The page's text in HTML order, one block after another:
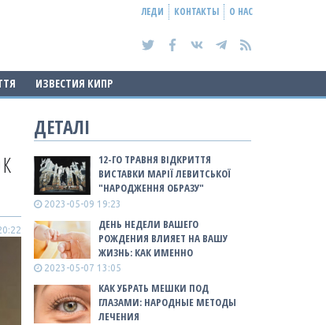
ЛЕДИ КОНТАКТЫ О НАС
ИЗВЕСТИЯ КИПР
ДЕТАЛІ
12-ГО ТРАВНЯ ВІДКРИТТЯ
ВИСТАВКИ МАРІЇ ЛЕВИТСЬКОЇ
"НАРОДЖЕННЯ ОБРАЗУ"
2023-05-09 19:23
ДЕНЬ НЕДЕЛИ ВАШЕГО
РОЖДЕНИЯ ВЛИЯЕТ НА ВАШУ
ЖИЗНЬ: КАК ИМЕННО
2023-05-07 13:05
КАК УБРАТЬ МЕШКИ ПОД
ГЛАЗАМИ: НАРОДНЫЕ МЕТОДЫ
ЛЕЧЕНИЯ